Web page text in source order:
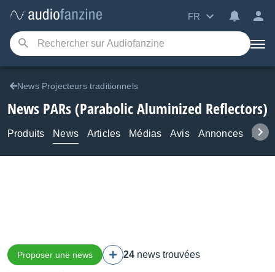
FR
News Projecteurs traditionnels
News PARs (Parabolic Aluminized Reflectors)
Produits News Articles Médias Avis Annonces
Proposer une news 24 news trouvées